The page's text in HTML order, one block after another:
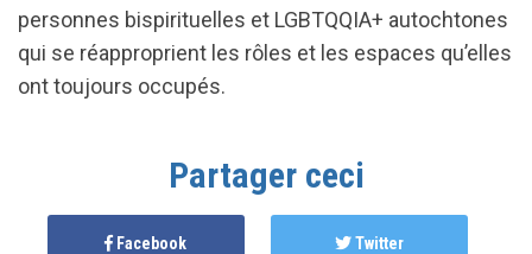
personnes bispirituelles et LGBTQQIA+ autochtones
qui se réapproprient les rôles et les espaces qu’elles
ont toujours occupés.
Partager ceci
Facebook Twitter